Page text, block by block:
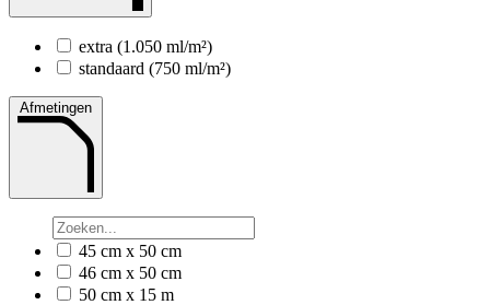
extra (1.050 ml/m²)
standaard (750 ml/m²)
Afmetingen
45 cm x 50 cm
46 cm x 50 cm
50 cm x 15 m